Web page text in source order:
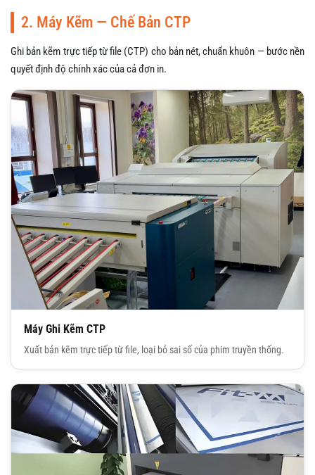
2. Máy Kẽm — Chế Bản CTP
Ghi bản kẽm trực tiếp từ file (CTP) cho bản nét, chuẩn khuôn — bước nền
quyết định độ chính xác của cả đơn in.
Máy Ghi Kẽm CTP
Xuất bản kẽm trực tiếp từ file, loại bỏ sai số của phim truyền thống.